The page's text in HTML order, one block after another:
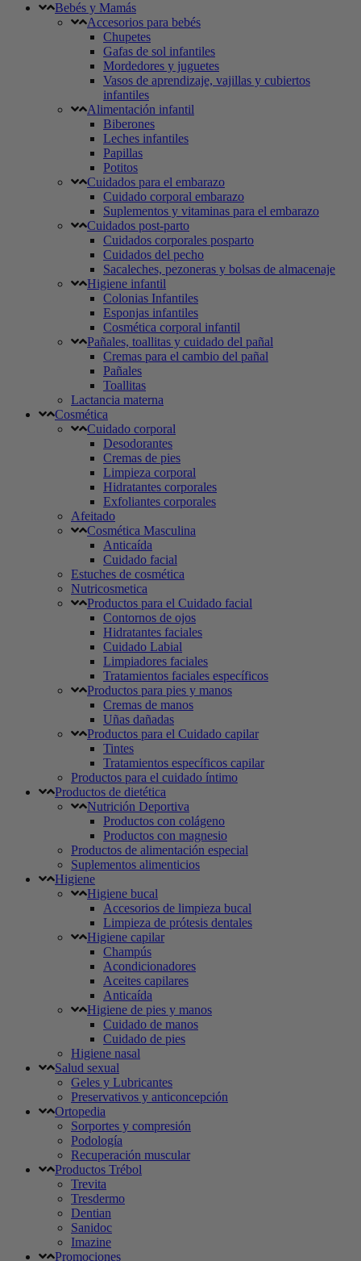
Bebés y Mamás
Accesorios para bebés
Chupetes
Gafas de sol infantiles
Mordedores y juguetes
Vasos de aprendizaje, vajillas y cubiertos
infantiles
Alimentación infantil
Biberones
Leches infantiles
Papillas
Potitos
Cuidados para el embarazo
Cuidado corporal embarazo
Suplementos y vitaminas para el embarazo
Cuidados post-parto
Cuidados corporales posparto
Cuidados del pecho
Sacaleches, pezoneras y bolsas de almacenaje
Higiene infantil
Colonias Infantiles
Esponjas infantiles
Cosmética corporal infantil
Pañales, toallitas y cuidado del pañal
Cremas para el cambio del pañal
Pañales
Toallitas
Lactancia materna
Cosmética
Cuidado corporal
Desodorantes
Cremas de pies
Limpieza corporal
Hidratantes corporales
Exfoliantes corporales
Afeitado
Cosmética Masculina
Anticaída
Cuidado facial
Estuches de cosmética
Nutricosmetica
Productos para el Cuidado facial
Contornos de ojos
Hidratantes faciales
Cuidado Labial
Limpiadores faciales
Tratamientos faciales específicos
Productos para pies y manos
Cremas de manos
Uñas dañadas
Productos para el Cuidado capilar
Tintes
Tratamientos específicos capilar
Productos para el cuidado íntimo
Productos de dietética
Nutrición Deportiva
Productos con colágeno
Productos con magnesio
Productos de alimentación especial
Suplementos alimenticios
Higiene
Higiene bucal
Accesorios de limpieza bucal
Limpieza de prótesis dentales
Higiene capilar
Champús
Acondicionadores
Aceites capilares
Anticaída
Higiene de pies y manos
Cuidado de manos
Cuidado de pies
Higiene nasal
Salud sexual
Geles y Lubricantes
Preservativos y anticoncepción
Ortopedia
Sorportes y compresión
Podología
Recuperación muscular
Productos Trébol
Trevita
Tresdermo
Dentian
Sanidoc
Imazine
Promociones